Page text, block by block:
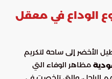
الوداع في معقل
الأخضر إلى ساحة لتكريم
مظاهر الوفاء التي